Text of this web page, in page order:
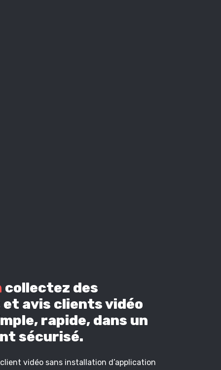
collectez des
et avis clients vidéo
rapide, dans un
sécurisé.
vidéo sans installation d’application